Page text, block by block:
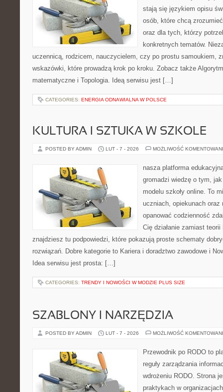
stają się językiem opisu
osób, które chcą
oraz dla tych, którzy
konkretnych tematów.
uczennicą, rodzicem, nauczycielem, czy po prostu samoukiem,
wskazówki, które prowadzą krok po kroku. Zobacz także
matematyczne i Topologia. Ideą serwisu jest […]
CATEGORIES: ENERGIA ODNAWIALNA W POLSCE
KULTURA I SZTUKA W SZKOLE
POSTED BY ADMIN LUT - 7 - 2026 MOŻLIWOŚĆ
nasza platforma
gromadzi wiedzę o tym,
modelu szkoły online. To
uczniach, opiekunach
opanować codzienność
Cię działanie zamiast
znajdziesz tu podpowiedzi, które pokazują proste schematy
rozwiązań. Dobre kategorie to Kariera i doradztwo zawodowe i
Idea serwisu jest prosta: […]
CATEGORIES: TRENDY I NOWOŚCI W MODZIE PLUS SIZE
SZABLONY I NARZĘDZIA
POSTED BY ADMIN LUT - 7 - 2026 MOŻLIWOŚĆ
Przewodnik po RODO to
reguły zarządzania
wdrożeniu RODO. Strona
praktykach w